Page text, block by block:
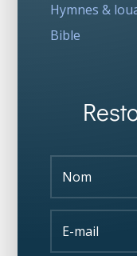
Hymnes &
Bible